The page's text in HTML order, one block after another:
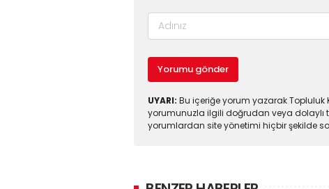
Yorumu gönder
UYARI: Bu içeriğe yorum yazarak Topluluk
yorumunuzla ilgili doğrudan veya dolaylı
yorumlardan site yönetimi hiçbir şekilde